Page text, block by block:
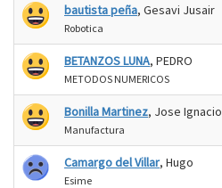
bautista peña, Gesavi Jusair
Robotica
BETANZOS LUNA, PEDRO
METODOS NUMERICOS
Bonilla Martinez, Jose Ignacio
Manufactura
Camargo del Villar, Hugo
Esime